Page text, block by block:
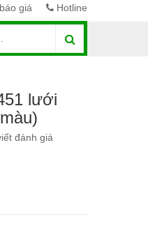
giá Hotline
lưới
đánh giá